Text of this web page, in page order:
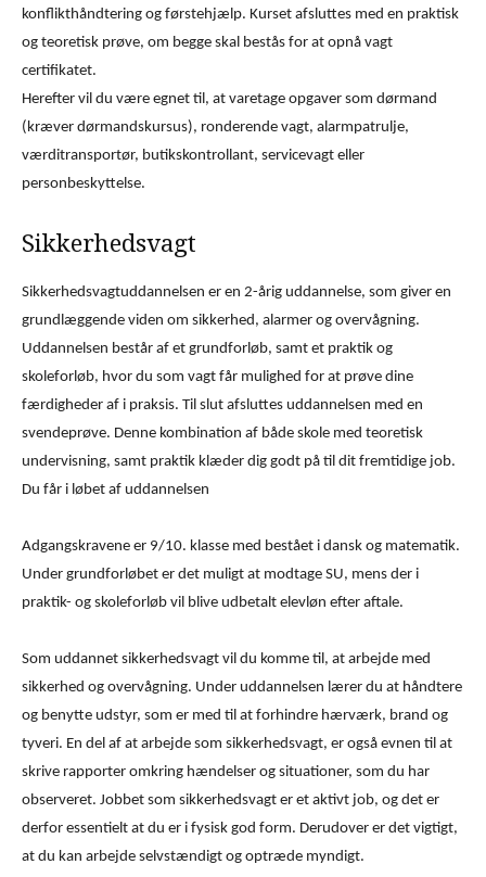
konflikthåndtering og førstehjælp. Kurset afsluttes med en praktisk
og teoretisk prøve, om begge skal bestås for at opnå vagt
certifikatet.
Herefter vil du være egnet til, at varetage opgaver som dørmand
(kræver dørmandskursus), ronderende vagt, alarmpatrulje,
værditransportør, butikskontrollant, servicevagt eller
personbeskyttelse.
Sikkerhedsvagt
Sikkerhedsvagtuddannelsen er en 2-årig uddannelse, som giver en
grundlæggende viden om sikkerhed, alarmer og overvågning.
Uddannelsen består af et grundforløb, samt et praktik og
skoleforløb, hvor du som vagt får mulighed for at prøve dine
færdigheder af i praksis. Til slut afsluttes uddannelsen med en
svendeprøve. Denne kombination af både skole med teoretisk
undervisning, samt praktik klæder dig godt på til dit fremtidige job.
Du får i løbet af uddannelsen
Adgangskravene er 9/10. klasse med bestået i dansk og matematik.
Under grundforløbet er det muligt at modtage SU, mens der i
praktik- og skoleforløb vil blive udbetalt elevløn efter aftale.
Som uddannet sikkerhedsvagt vil du komme til, at arbejde med
sikkerhed og overvågning. Under uddannelsen lærer du at håndtere
og benytte udstyr, som er med til at forhindre hærværk, brand og
tyveri. En del af at arbejde som sikkerhedsvagt, er også evnen til at
skrive rapporter omkring hændelser og situationer, som du har
observeret. Jobbet som sikkerhedsvagt er et aktivt job, og det er
derfor essentielt at du er i fysisk god form. Derudover er det vigtigt,
at du kan arbejde selvstændigt og optræde myndigt.